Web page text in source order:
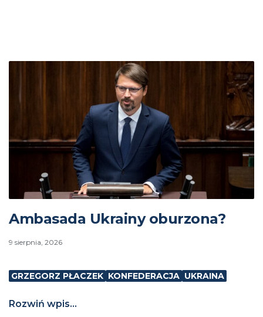
Ambasada Ukrainy oburzona?
9 sierpnia, 2026
GRZEGORZ PŁACZEK KONFEDERACJA UKRAINA
Rozwiń wpis...